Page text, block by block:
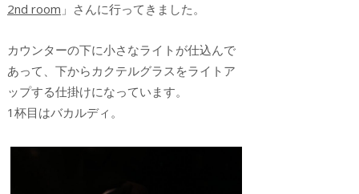
2nd room 」さんに行ってきました。
カウンターの下に小さなライトが仕込んで
あって、下からカクテルグラスをライトア
ップする仕掛けになっています。
1杯目はバカルディ。